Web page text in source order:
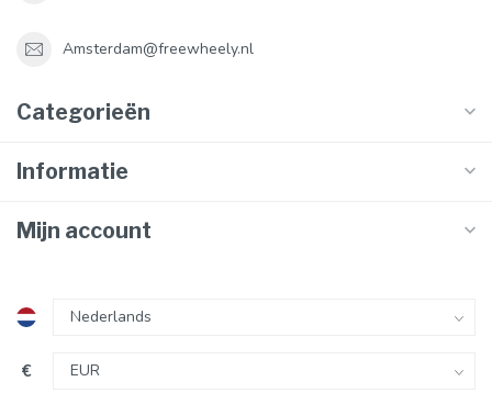
Amsterdam@freewheely.nl
Categorieën
Informatie
Mijn account
€